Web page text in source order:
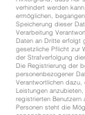
verhindert werden
ermöglichen,
Speicherung dieser
Verarbeitung
Daten an Dritte erfolgt
gesetzliche Pflicht zur
der Strafverfolgung
Die Registrierung der
personenbezogener
Verantwortlichen
Leistungen
registrierten Benutzern
Personen steht die